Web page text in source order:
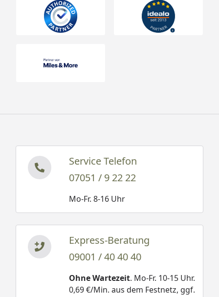
Service Telefon
07051 / 9 22 22
Mo-Fr. 8-16 Uhr
Express-Beratung
09001 / 40 40 40
Ohne Wartezeit. Mo-Fr. 10-15 Uhr.
0,69 €/Min. aus dem Festnetz, ggf.